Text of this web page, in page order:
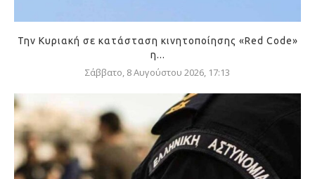
Την Κυριακή σε κατάσταση κινητοποίησης «Red Code»
η...
Σάββατο, 8 Αυγούστου 2026, 17:13